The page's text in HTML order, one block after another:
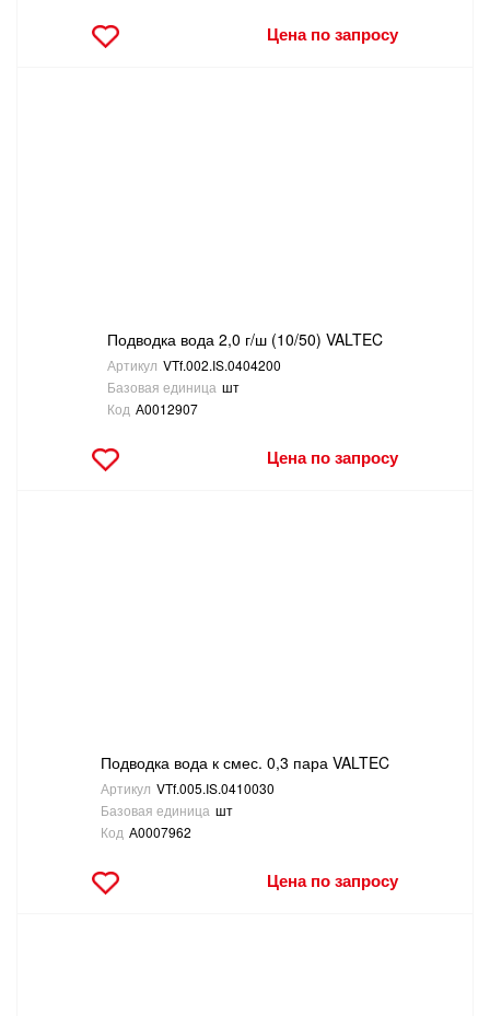
Цена по запросу
Подводка вода 2,0 г/ш (10/50) VALTEC
Артикул VTf.002.IS.0404200
Базовая единица шт
Код А0012907
Цена по запросу
Подводка вода к смес. 0,3 пара VALTEC
Артикул VTf.005.IS.0410030
Базовая единица шт
Код А0007962
Цена по запросу